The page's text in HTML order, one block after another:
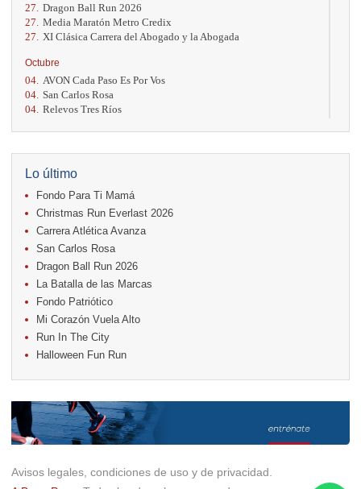
27. Dragon Ball Run 2026
27. Media Maratón Metro Credix
27.
XI Clásica Carrera del Abogado y la Abogada
Octubre
04. AVON Cada Paso Es Por Vos
04. San Carlos Rosa
04. Relevos Tres Ríos
17. Caribe Paradise Run
18.
Casa Turire Trail Run
18. Warriors Run Circuit
18. Samsung Jacó Beach Half Marathon 2026
25. KRun by Under Armour
25. Run Alajuela
Noviembre
08. Lindora Run
15. Entre Pan y Rosas
Diciembre
06. Trail Vulcania 2026
12. Media Maratón Puntarenas 2026
Lo último
Fondo Para Ti Mamá
Christmas Run Everlast 2026
Carrera Atlética Avanza
San Carlos Rosa
Dragon Ball Run 2026
La Batalla de las Marcas
Fondo Patriótico
Mi Corazón Vuela Alto
Run In The City
Halloween Fun Run
Avisos legales, condiciones de uso y de privacidad.